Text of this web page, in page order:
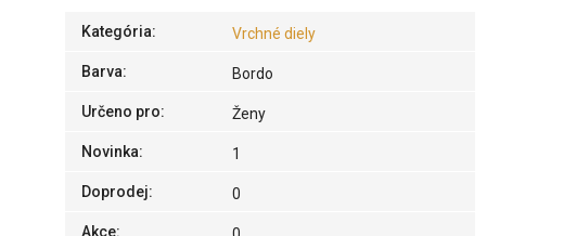
Kategória: Vrchné diely
Barva: Bordo
Určeno pro: Ženy
Novinka: 1
Doprodej: 0
Akce: